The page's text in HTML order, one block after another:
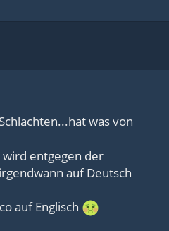
was von
entgegen der
auf Deutsch
auf Englisch